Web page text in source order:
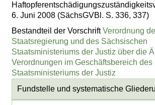
6. Juni 2008 (SächsGVBl. S. 336, 337)
Bestandteil der VorschriftVerordnung
Staatsregierung und des Sächsischen
Staatsministeriums der Justiz über die
Verordnungen im Geschäftsbereich
Staatsministeriums der Justiz
Fundstelle und systematische